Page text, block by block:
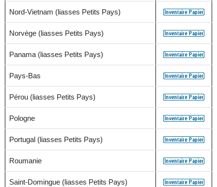
Nord-Vietnam (liasses Petits Pays)
Norvège (liasses Petits Pays)
Panama (liasses Petits Pays)
Pays-Bas
Pérou (liasses Petits Pays)
Pologne
Portugal (liasses Petits Pays)
Roumanie
Saint-Domingue (liasses Petits Pays)